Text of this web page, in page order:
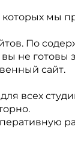
мы
По
не готовы
сайт.
всех